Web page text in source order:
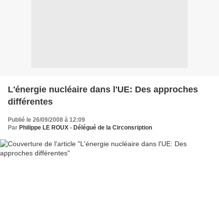
L'énergie nucléaire dans l'UE: Des approches
différentes
Publié le 26/09/2008 à 12:09
Par Philippe LE ROUX - Délégué de la Circonsription